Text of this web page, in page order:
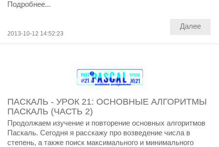
Подробнее...
2013-10-12 14:52:23
Далее
ПАСКАЛЬ - УРОК 21: ОСНОВНЫЕ АЛГОРИТМЫ
ПАСКАЛЬ (ЧАСТЬ 2)
Продолжаем изучение и повторение основных алгоритмов
Паскаль. Сегодня я расскажу про возведение числа в
степень, а также поиск максимального и минимального